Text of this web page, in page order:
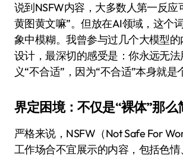
说到NSFW内容，大多数人第一反应可能是“不就是
黄图黄文嘛”。但放在AI领域，这个
象中模糊。我曾参与过几个大模型
设计，最深切的感受是：你永远无
义“不合适”，因为“不合适”本身就是
界定困境：不仅是“裸体”那么
严格来说，NSFW（Not Safe For
工作场合不宜展示的内容，包括色情